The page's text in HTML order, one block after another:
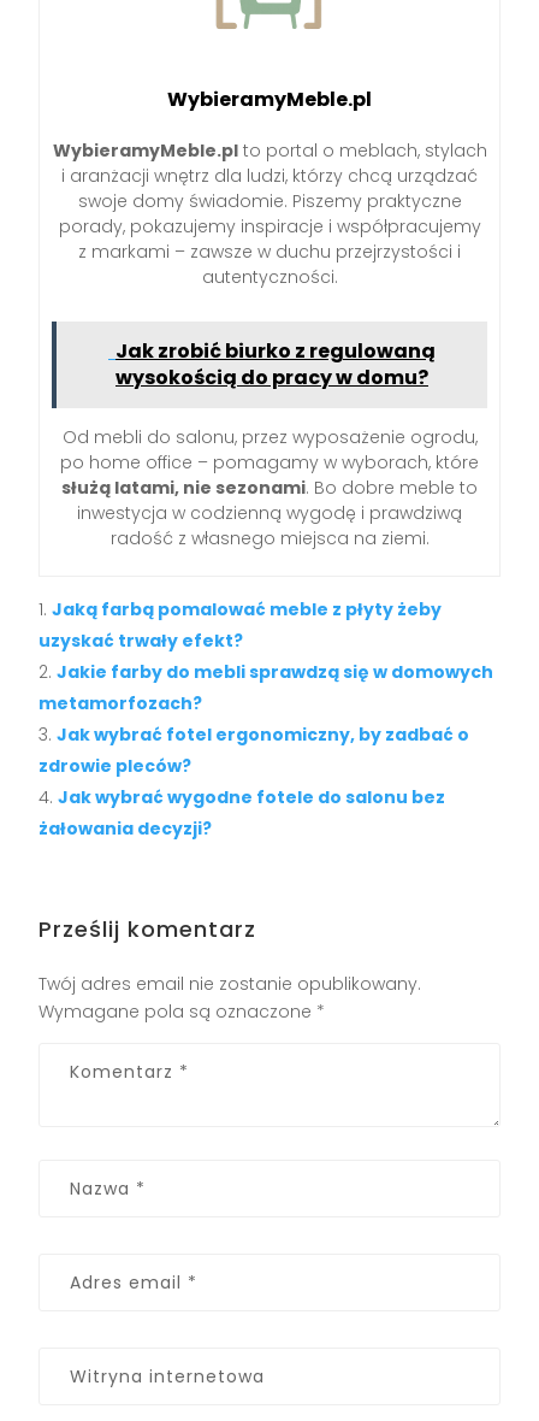
WybieramyMeble.pl
WybieramyMeble.plto portal o meblach, stylach
i aranżacji wnętrz dla ludzi, którzy chcą urządzać
swoje domy świadomie. Piszemy praktyczne
porady, pokazujemy inspiracje i współpracujemy
z markami – zawsze w duchu przejrzystości i
autentyczności.
Jak zrobić biurko z regulowaną
wysokością do pracy w domu?
Od mebli do salonu, przez wyposażenie ogrodu,
po home office – pomagamy w wyborach, które
służą latami, nie sezonami. Bo dobre meble to
inwestycja w codzienną wygodę i prawdziwą
radość z własnego miejsca na ziemi.
Jaką farbą pomalować meble z płyty żeby
uzyskać trwały efekt?
Jakie farby do mebli sprawdzą się w domowych
metamorfozach?
Jak wybrać fotel ergonomiczny, by zadbać o
zdrowie pleców?
Jak wybrać wygodne fotele do salonu bez
żałowania decyzji?
Prześlij komentarz
Twój adres email nie zostanie opublikowany.
Wymagane pola są oznaczone *